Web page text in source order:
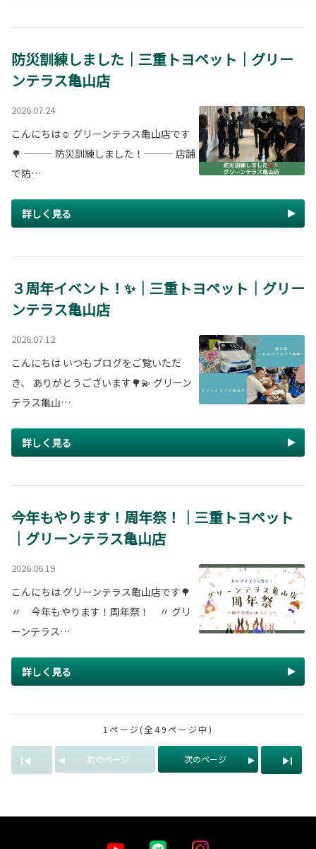
防災訓練しました｜三重トヨペット｜グリー
ンテラス亀山店
2026.07.24
こんにちは☺️ グリーンテラス亀山店です
🌳 ——— 防災訓練しました！——— 店舗
で防…
詳しく見る
３周年イベント！✨｜三重トヨペット｜グリー
ンテラス亀山店
2026.07.12
こんにちは いつもブログをご覧いただ
き、 ありがとうございます🌳💫 グリーン
テラス亀山…
詳しく見る
今年もやります！周年祭！｜三重トヨペット
｜グリーンテラス亀山店
2026.06.19
こんにちは グリーンテラス亀山店です🌳
〃 今年もやります！周年祭！ 〃 グリ
ーンテラス…
詳しく見る
1ページ(全49ページ中)
前のページ 次のページ